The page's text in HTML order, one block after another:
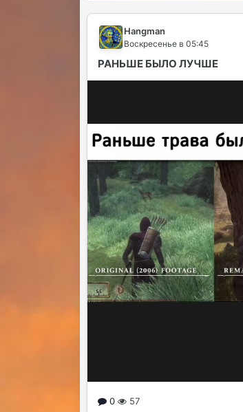
Hangman
Воскресенье в 05:45
РАНЬШЕ БЫЛО ЛУЧШЕ
0 57